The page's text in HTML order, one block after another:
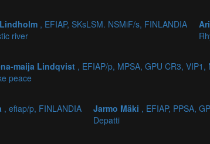
, EFIAP, SKsLSM. NSMiF/s, FINLANDIA
river
maija Lindqvist , EFIAP/p, MPSA, GPU CR3,
peace
, efiap/p, FINLANDIA
Jarmo Mäki , EFIAP, PPSA,
Depatti